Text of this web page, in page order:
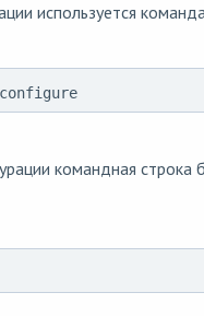
используется
configure
командная строка